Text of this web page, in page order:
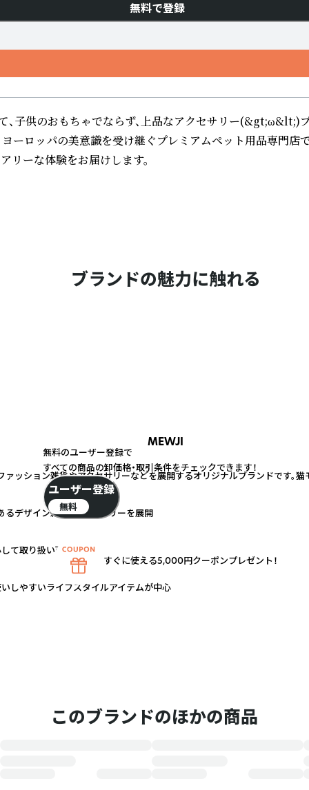
無料で登録
のおもちゃでならず、上品なアクセサリー
パの美意識を受け継ぐプレミアムペット用品専門
リーな体験をお届けします。
ブランドの魅力に触れる
MEWJI
ッション雑貨やアクセサリーなどを展開するオリジナルブランドです。猫
デザイン雑貨・アクセサリーを展開
て取り扱い可能
しやすいライフスタイルアイテムが中心
このブランドのほかの商品
無料のユーザー登録で
すべての商品の卸価格・取引条件をチェックできます！
ユーザー登録
無料
すぐに使える5,000円クーポンプレゼント！